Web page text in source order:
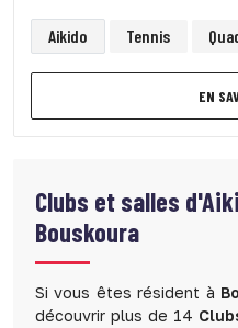
Aikido Tennis
EN
Clubs et salles
Bouskoura
Si vous êtes résident à
découvrir plus de 14